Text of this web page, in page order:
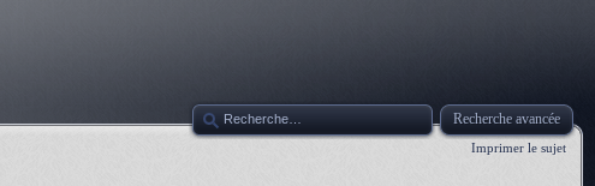
Recherche avancée
Imprimer le sujet